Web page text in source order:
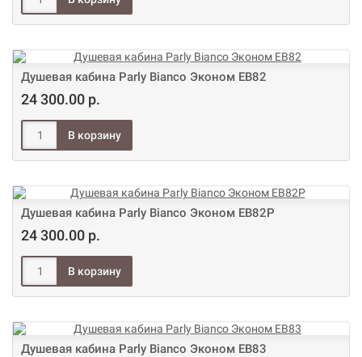
Душевая кабина Parly Bianco Эконом EB82
24 300.00 р.
Душевая кабина Parly Bianco Эконом EB82Р
24 300.00 р.
Душевая кабина Parly Bianco Эконом EB83